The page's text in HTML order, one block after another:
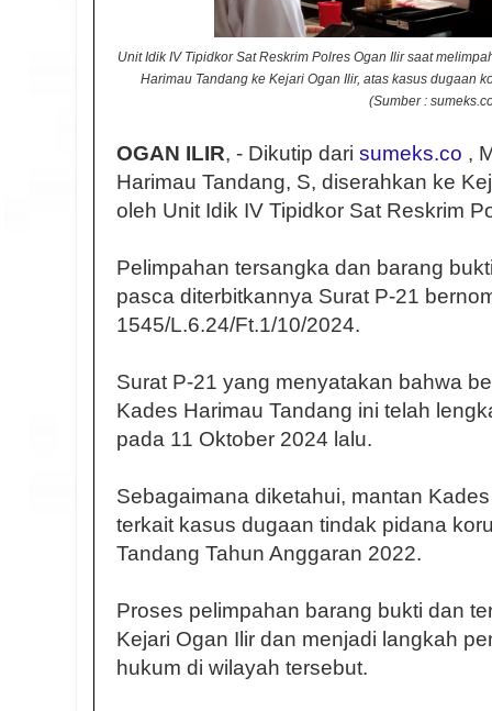
Unit Idik IV Tipidkor Sat Reskrim Polres Ogan Ilir saat
Harimau Tandang ke Kejari Ogan Ilir, atas kasus dugaan
(Sumber :
OGAN ILIR, - Dikutip dari sumeks.co ,
Harimau Tandang, S, diserahkan ke
oleh Unit Idik IV Tipidkor Sat Reskrim
Pelimpahan tersangka dan barang
pasca diterbitkannya Surat P-21
1545/L.6.24/Ft.1/10/2024.
Surat P-21 yang menyatakan bahwa
Kades Harimau Tandang ini telah
pada 11 Oktober 2024 lalu.
Sebagaimana diketahui, mantan
terkait kasus dugaan tindak pidana
Tandang Tahun Anggaran 2022.
Proses pelimpahan barang bukti dan
Kejari Ogan Ilir dan menjadi langkah
hukum di wilayah tersebut.